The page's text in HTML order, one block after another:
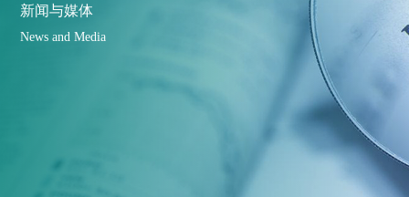
新闻与媒体
News and Media